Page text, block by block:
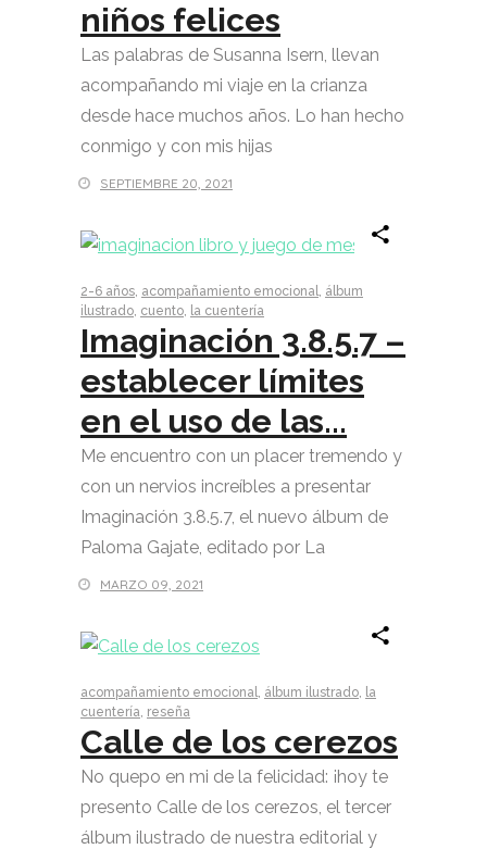
niños felices
Las palabras de Susanna Isern, llevan
acompañando mi viaje en la crianza
desde hace muchos años. Lo han hecho
conmigo y con mis hijas
SEPTIEMBRE 20, 2021
2-6 años, acompañamiento emocional, álbum
ilustrado, cuento, la cuentería
Imaginación 3.8.5.7 –
establecer límites
en el uso de las...
Me encuentro con un placer tremendo y
con un nervios increíbles a presentar
Imaginación 3.8.5.7, el nuevo álbum de
Paloma Gajate, editado por La
MARZO 09, 2021
acompañamiento emocional, álbum ilustrado, la
cuentería, reseña
Calle de los cerezos
No quepo en mi de la felicidad: ¡hoy te
presento Calle de los cerezos, el tercer
álbum ilustrado de nuestra editorial y